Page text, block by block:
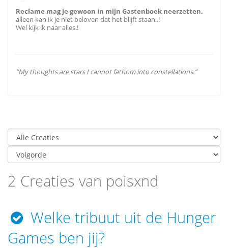
Reclame mag je gewoon in mijn Gastenboek neerzetten,
alleen kan ik je niet beloven dat het blijft staan..!
Wel kijk ik naar alles.!
“My thoughts are stars I cannot fathom into constellations.”
2 Creaties van poisxnd
Welke tribuut uit de Hunger
Games ben jij?